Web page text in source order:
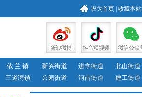
设为首页 收藏本站
依 兰 镇 新兴街道 进学街道
北山街道
三道湾镇 公园街道 河南街道 建工街道